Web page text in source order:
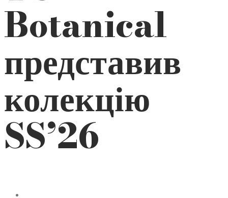
Botanical
представив
колекцію
SS’26